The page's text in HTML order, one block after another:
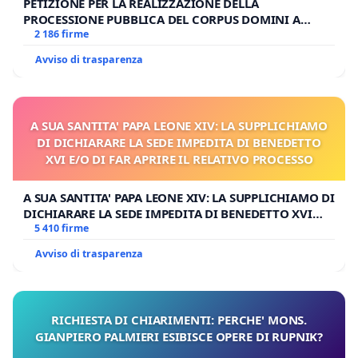
norma del diritto canonico.
Certi della Sua attenzione verso il
porgiamo i sensi della nostra più alta considerazione.
Cav. Dott. Andrea Cionci e i seguenti firmatari
PROCESSIONE PUBBLICA DEL CORPUS DOMINI A
MILANO
2 186 firme
Avviso di trasparenza
A SUA SANTITA' PAPA LEONE XIV: LA SUPPLICHIAMO
DI DICHIARARE LA SEDE IMPEDITA DI BENEDETTO
XVI E/O DI FAR APRIRE IL RELATIVO PROCESSO
A SUA SANTITA' PAPA LEONE XIV: LA SUPPLICHIAMO DI
DICHIARARE LA SEDE IMPEDITA DI BENEDETTO XVI
E/O DI FAR APRIRE IL RELATIVO PROCESSO
5 410 firme
Avviso di trasparenza
RICHIESTA DI CHIARIMENTI: PERCHE' MONS.
GIANPIERO PALMIERI ESIBISCE OPERE DI RUPNIK?